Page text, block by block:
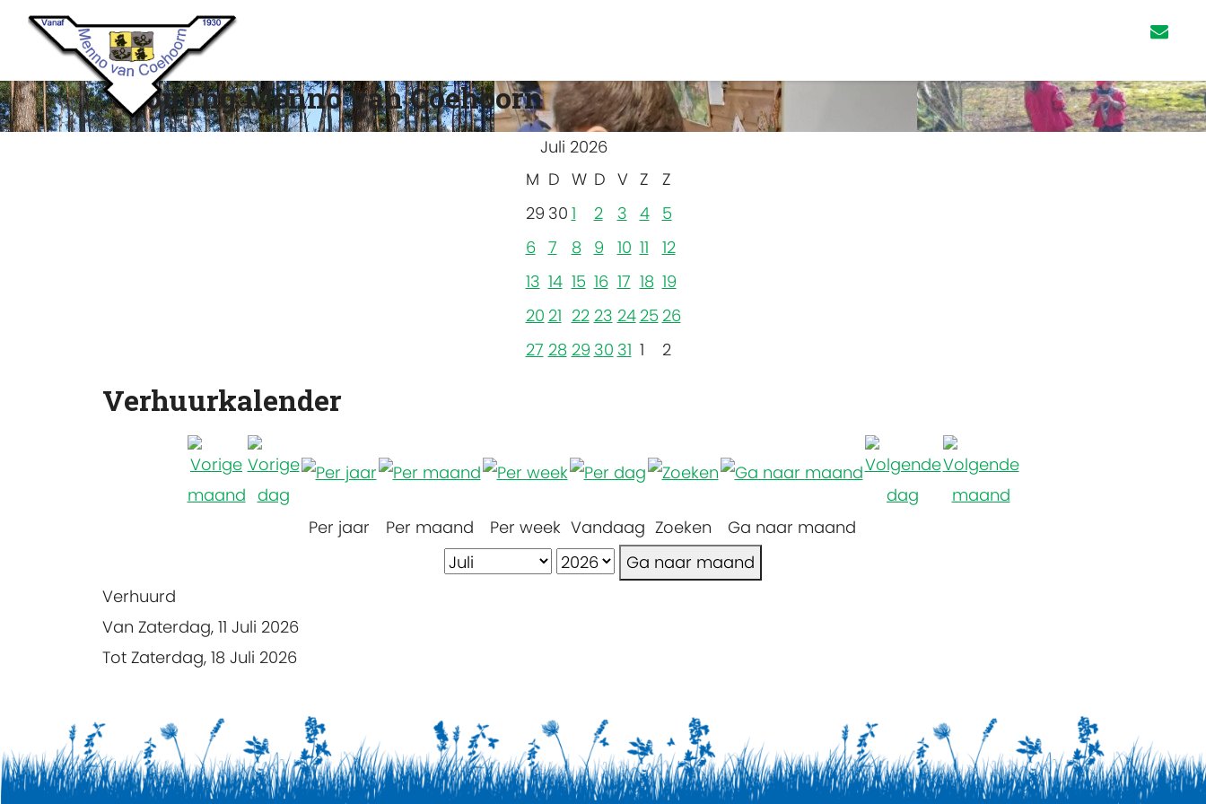
Scouting Menno van Coehoorn
Juli 2026
M D W D V Z
Z
29 30 1 2 3 4
5
6 7 8 9 10 11
12
13 14 15 16 17 18 19
20 21 22 23 24 25 26
27 28 29 30 31 1 2
Verhuurkalender
Per jaar Per maand Per week Vandaag Zoeken
Ga naar maand
Ga naar maand
Verhuurd
Van Zaterdag, 11 Juli 2026
Tot Zaterdag, 18 Juli 2026